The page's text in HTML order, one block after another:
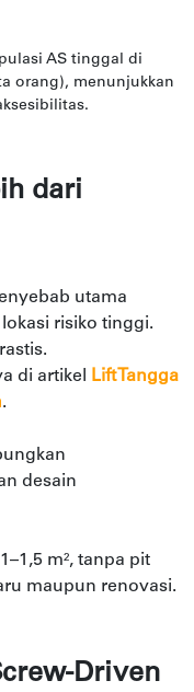
AS tinggal di
orang), menunjukkan
dari
utama
risiko tinggi.
di artikel
Lift Tangga
.
desain
m², tanpa pit
maupun renovasi.
Driven